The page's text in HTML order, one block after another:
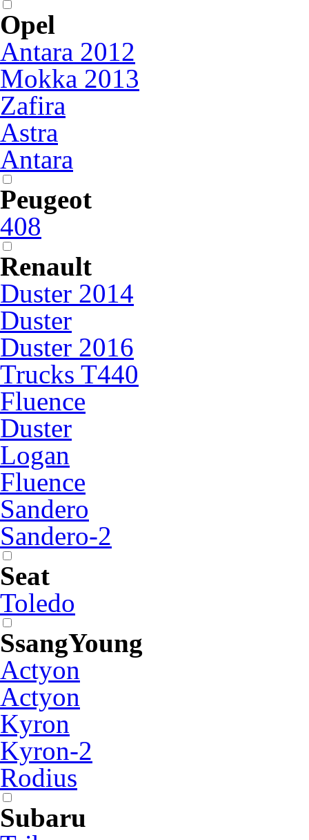
Opel
Antara 2012
Mokka 2013
Zafira
Astra
Antara
Peugeot
408
Renault
Duster 2014
Duster
Duster 2016
Trucks T440
Fluence
Duster
Logan
Fluence
Sandero
Sandero-2
Seat
Toledo
SsangYoung
Actyon
Actyon
Kyron
Kyron-2
Rodius
Subaru